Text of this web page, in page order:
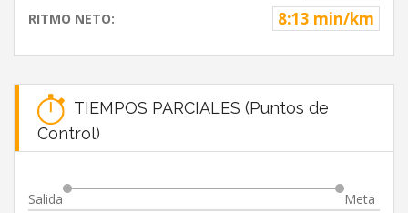
RITMO NETO: 8:13 min/km
TIEMPOS PARCIALES (Puntos de
Control)
Salida Meta